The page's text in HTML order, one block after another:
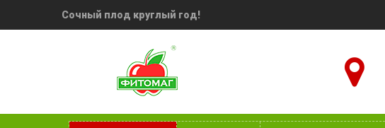
Сочный плод круглый год!